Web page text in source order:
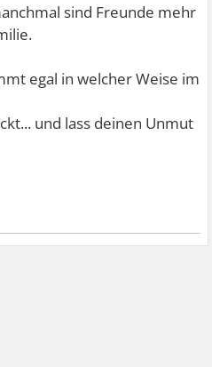
sind Freunde mehr
egal in welcher Weise im
und lass deinen Unmut